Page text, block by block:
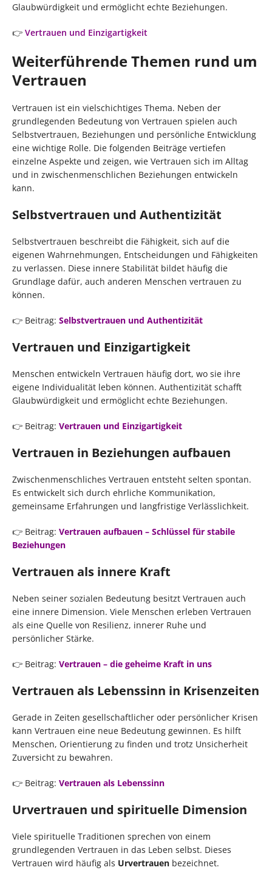
Glaubwürdigkeit und ermöglicht echte Beziehungen.
👉 Vertrauen und Einzigartigkeit
Weiterführende Themen rund um
Vertrauen
Vertrauen ist ein vielschichtiges Thema. Neben der
grundlegenden Bedeutung von Vertrauen spielen auch
Selbstvertrauen, Beziehungen und persönliche Entwicklung
eine wichtige Rolle. Die folgenden Beiträge vertiefen
einzelne Aspekte und zeigen, wie Vertrauen sich im Alltag
und in zwischenmenschlichen Beziehungen entwickeln
kann.
Selbstvertrauen und Authentizität
Selbstvertrauen beschreibt die Fähigkeit, sich auf die
eigenen Wahrnehmungen, Entscheidungen und Fähigkeiten
zu verlassen. Diese innere Stabilität bildet häufig die
Grundlage dafür, auch anderen Menschen vertrauen zu
können.
👉 Beitrag: Selbstvertrauen und Authentizität
Vertrauen und Einzigartigkeit
Menschen entwickeln Vertrauen häufig dort, wo sie ihre
eigene Individualität leben können. Authentizität schafft
Glaubwürdigkeit und ermöglicht echte Beziehungen.
👉 Beitrag: Vertrauen und Einzigartigkeit
Vertrauen in Beziehungen aufbauen
Zwischenmenschliches Vertrauen entsteht selten spontan.
Es entwickelt sich durch ehrliche Kommunikation,
gemeinsame Erfahrungen und langfristige Verlässlichkeit.
👉 Beitrag: Vertrauen aufbauen – Schlüssel für stabile
Beziehungen
Vertrauen als innere Kraft
Neben seiner sozialen Bedeutung besitzt Vertrauen auch
eine innere Dimension. Viele Menschen erleben Vertrauen
als eine Quelle von Resilienz, innerer Ruhe und
persönlicher Stärke.
👉 Beitrag: Vertrauen – die geheime Kraft in uns
Vertrauen als Lebenssinn in Krisenzeiten
Gerade in Zeiten gesellschaftlicher oder persönlicher Krisen
kann Vertrauen eine neue Bedeutung gewinnen. Es hilft
Menschen, Orientierung zu finden und trotz Unsicherheit
Zuversicht zu bewahren.
👉 Beitrag: Vertrauen als Lebenssinn
Urvertrauen und spirituelle Dimension
Viele spirituelle Traditionen sprechen von einem
grundlegenden Vertrauen in das Leben selbst. Dieses
Vertrauen wird häufig als Urvertrauen bezeichnet.